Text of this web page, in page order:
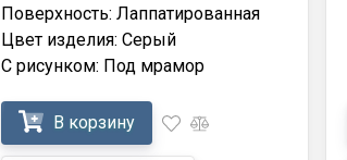
Поверхность: Лаппатированная
Цвет изделия: Серый
С рисунком: Под мрамор
В корзину